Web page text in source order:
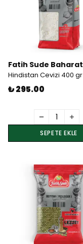
Fatih Sude Baharat
Hindistan Cevizi 400 gr
₺ 295.00
SEPETE EKLE